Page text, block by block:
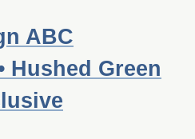
ABC
Hushed Green